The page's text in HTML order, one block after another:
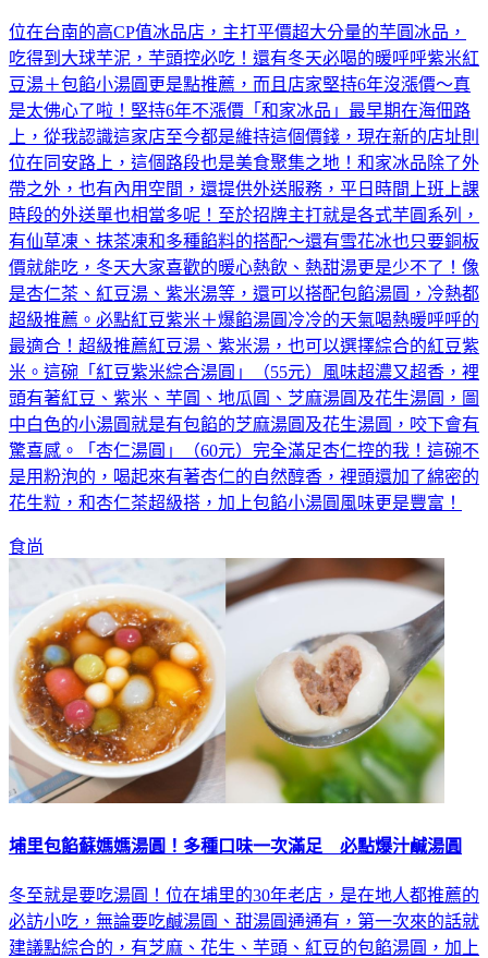
位在台南的高CP值冰品店，主打平價超大分量的芋圓冰品，
吃得到大球芋泥，芋頭控必吃！還有冬天必喝的暖呼呼紫米紅
豆湯＋包餡小湯圓更是點推薦，而且店家堅持6年沒漲價～真
是太佛心了啦！堅持6年不漲價「和家冰品」最早期在海佃路
上，從我認識這家店至今都是維持這個價錢，現在新的店址則
位在同安路上，這個路段也是美食聚集之地！和家冰品除了外
帶之外，也有內用空間，還提供外送服務，平日時間上班上課
時段的外送單也相當多呢！至於招牌主打就是各式芋圓系列，
有仙草凍、抹茶凍和多種餡料的搭配～還有雪花冰也只要銅板
價就能吃，冬天大家喜歡的暖心熱飲、熱甜湯更是少不了！像
是杏仁茶、紅豆湯、紫米湯等，還可以搭配包餡湯圓，冷熱都
超級推薦。必點紅豆紫米＋爆餡湯圓冷冷的天氣喝熱暖呼呼的
最適合！超級推薦紅豆湯、紫米湯，也可以選擇綜合的紅豆紫
米。這碗「紅豆紫米綜合湯圓」（55元）風味超濃又超香，裡
頭有著紅豆、紫米、芋圓、地瓜圓、芝麻湯圓及花生湯圓，圖
中白色的小湯圓就是有包餡的芝麻湯圓及花生湯圓，咬下會有
驚喜感。「杏仁湯圓」（60元）完全滿足杏仁控的我！這碗不
是用粉泡的，喝起來有著杏仁的自然醇香，裡頭還加了綿密的
花生粒，和杏仁茶超級搭，加上包餡小湯圓風味更是豐富！
食尚
埔里包餡蘇媽媽湯圓！多種口味一次滿足 必點爆汁鹹湯圓
冬至就是要吃湯圓！位在埔里的30年老店，是在地人都推薦的
必訪小吃，無論要吃鹹湯圓、甜湯圓通通有，第一次來的話就
建議點綜合的，有芝麻、花生、芋頭、紅豆的包餡湯圓，加上